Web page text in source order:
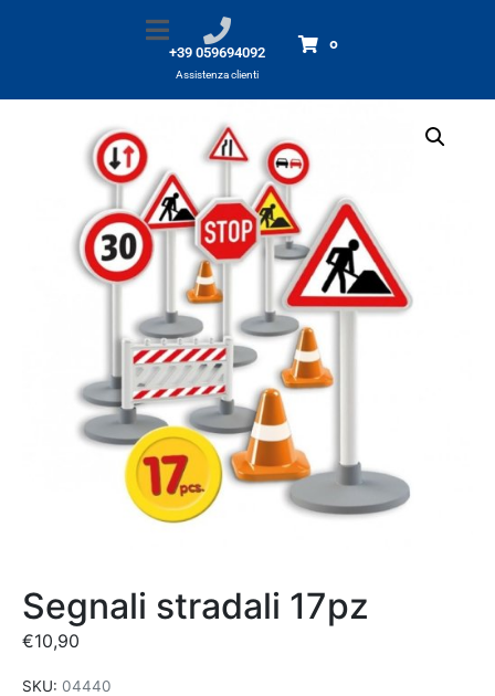
+39 059694092
Assistenza clienti
0
Prodotti Segnali stradali 17pz
Segnali stradali 17pz
€10,90
SKU: 04440